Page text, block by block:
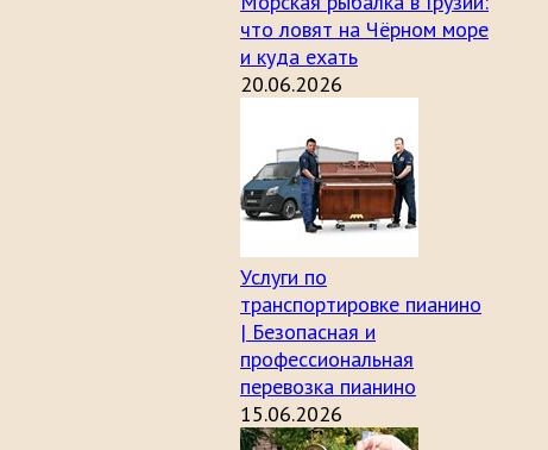
что ловят на Чёрном море
и куда ехать
20.06.2026
Услуги по
транспортировке пианино
| Безопасная и
профессиональная
перевозка пианино
15.06.2026